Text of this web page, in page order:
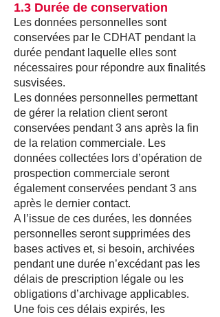
1.3 Durée de conservation
Les données personnelles sont
conservées par le CDHAT pendant la
durée pendant laquelle elles sont
nécessaires pour répondre aux finalités
susvisées.
Les données personnelles permettant
de gérer la relation client seront
conservées pendant 3 ans après la fin
de la relation commerciale. Les
données collectées lors d’opération de
prospection commerciale seront
également conservées pendant 3 ans
après le dernier contact.
A l’issue de ces durées, les données
personnelles seront supprimées des
bases actives et, si besoin, archivées
pendant une durée n’excédant pas les
délais de prescription légale ou les
obligations d’archivage applicables.
Une fois ces délais expirés, les